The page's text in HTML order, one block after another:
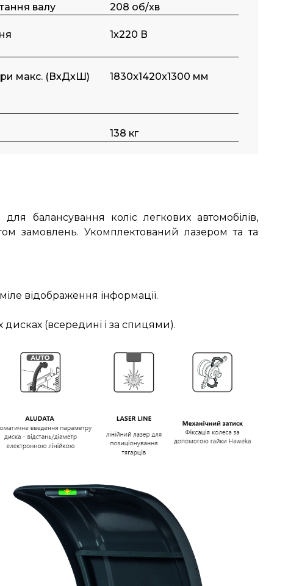
валу 208 об/хв
1х220 В
макс. (ВxДxШ) 1830x1420x1300 мм
138 кг
балансування коліс легкових автомобілів,
замовлень. Укомплектований лазером та та
відображення інформації.
дисках (всередині і за спицями).